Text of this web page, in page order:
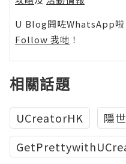
U Blog開咗WhatsApp啦
Follow 我哋 ！
相關話題
UCreatorHK 隱